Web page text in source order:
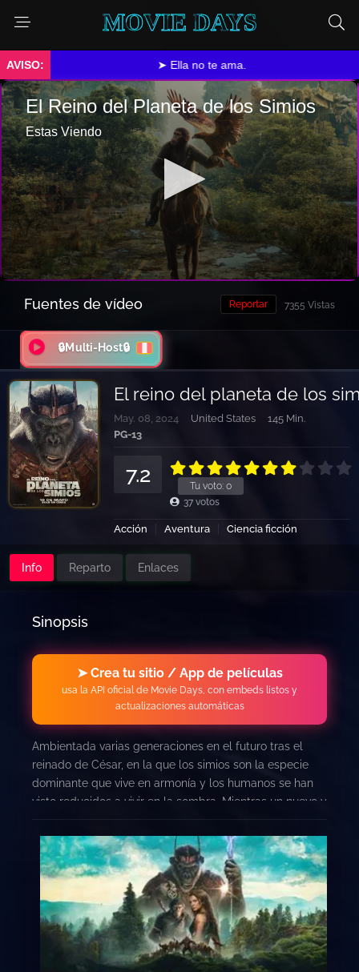
MOVIE DAYS
➤ Ella no te ama.
Fuentes de vídeo 7355 Vistas
Reportar
🔒Multi-Host🔒
El reino del planeta de los
May. 08, 2024 United States
145 Min.
PG-13
Tu voto: 0
7.2
37 votos
Acción Aventura Ciencia ficción
Info Reparto Enlaces
Sinopsis
➤ Crea tu sitio / App de películas
usa la API oficial de Movie Days, con embeds listos y
actualizaciones automáticas
Ambientada varias generaciones en el futuro tras el
reinado de César, en la que los simios son la especie
dominante que vive en armonía y los humanos se han
visto reducidos a vivir en la sombra. Mientras un nuevo y
emprende un angustioso viaje que le llevará a
cuestionarse todo lo que sabe sobre el pasado y a
tomar decisiones que definirán el futuro de simios y
humanos por igual.